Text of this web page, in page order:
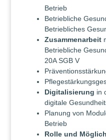
Betrieb
Betriebliche
Betriebliches
Zusammenarbeit
Betriebliche
20A SGB V
Digitalisierung in
digitale
Planung von
Betrieb
Rolle und